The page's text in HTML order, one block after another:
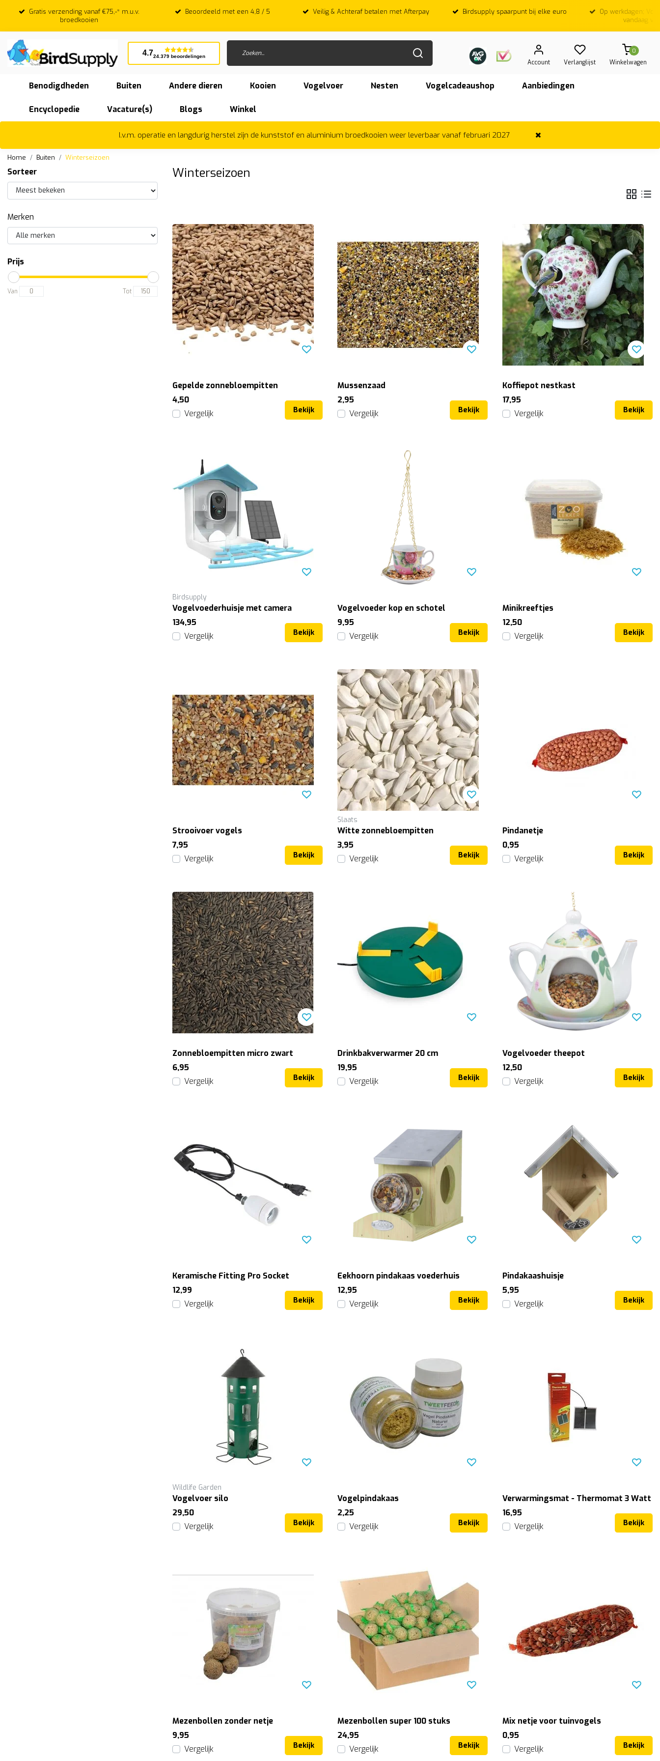
Gratis verzending vanaf €75,-* m.u.v.
broedkooien
Beoordeeld met een 4,8 / 5 Veilig & Achteraf betalen met Afterpay Birdsupply spaarpunt bij elke euro
Op werkdagen;
vandaag
4.724.379 beoordelingen
Account Verlanglijst
0
Winkelwagen
Benodigdheden Buiten Andere dieren Kooien Vogelvoer Nesten Vogelcadeaushop Aanbiedingen
Encyclopedie Vacature(s) Blogs Winkel
I.v.m. operatie en langdurig herstel zijn de kunststof en aluminium broedkooien weer leverbaar vanaf februari 2027
Home Buiten Winterseizoen
Sorteer
Merken
Prijs
Van Tot
Winterseizoen
Gepelde zonnebloempitten
4,50
Vergelijk
Bekijk
Mussenzaad
2,95
Vergelijk
Bekijk
Koffiepot nestkast
17,95
Vergelijk
Bekijk
Birdsupply
Vogelvoederhuisje met camera
134,95
Vergelijk
Bekijk
Vogelvoeder kop en schotel
9,95
Vergelijk
Bekijk
Minikreeftjes
12,50
Vergelijk
Bekijk
Strooivoer vogels
7,95
Vergelijk
Bekijk
Slaats
Witte zonnebloempitten
3,95
Vergelijk
Bekijk
Pindanetje
0,95
Vergelijk
Bekijk
Zonnebloempitten micro zwart
6,95
Vergelijk
Bekijk
Drinkbakverwarmer 20 cm
19,95
Vergelijk
Bekijk
Vogelvoeder theepot
12,50
Vergelijk
Bekijk
Keramische Fitting Pro Socket
12,99
Vergelijk
Bekijk
Eekhoorn pindakaas voederhuis
12,95
Vergelijk
Bekijk
Pindakaashuisje
5,95
Vergelijk
Bekijk
Wildlife Garden
Vogelvoer silo
29,50
Vergelijk
Bekijk
Vogelpindakaas
2,25
Vergelijk
Bekijk
Verwarmingsmat - Thermomat 3 Watt
16,95
Vergelijk
Bekijk
Mezenbollen zonder netje
9,95
Vergelijk
Bekijk
Mezenbollen super 100 stuks
24,95
Vergelijk
Bekijk
Mix netje voor tuinvogels
0,95
Vergelijk
Bekijk